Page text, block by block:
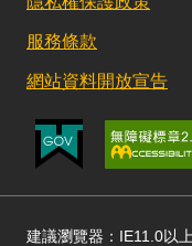
服務條款
網站資料開放宣告
建議瀏覽器：IE11.0以